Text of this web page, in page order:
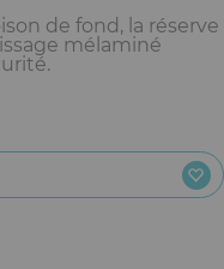
de fond, la réserve
mélaminé